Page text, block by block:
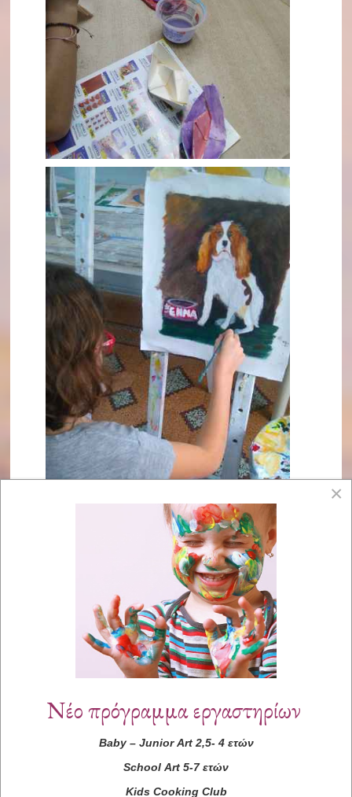
×
Νέο πρόγραμμα εργαστηρίων
Baby– Junior Art2,5- 4 ετών
School Art 5-7 ετών
Kids Cooking Club